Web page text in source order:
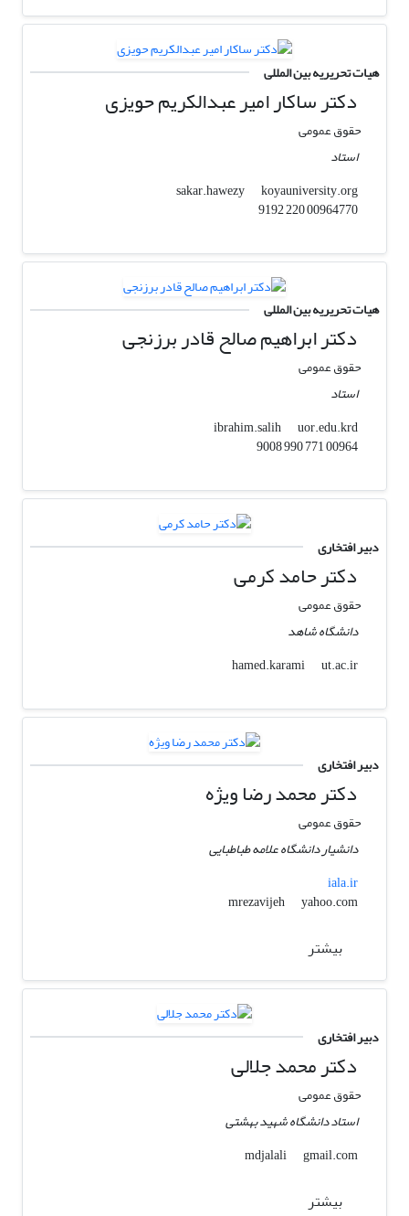
هیات تحریریه بین المللی
دکتر ساکار امیر عبدالکریم حویزی
حقوق عمومی
استاد
sakar.hawezy
koyauniversity.org
00964770 220 9192
هیات تحریریه بین المللی
دکتر ابراهیم صالح قادر برزنجی
حقوق عمومی
استاد
ibrahim.salih
uor.edu.krd
00964 771 990 9008
دبیر افتخاری
دکتر حامد کرمی
حقوق عمومی
دانشگاه شاهد
hamed.karami
ut.ac.ir
دبیر افتخاری
دکتر محمد رضا ویژه
حقوق عمومی
دانشیار دانشگاه علامه طباطبایی
iala.ir
mrezavijeh
yahoo.com
بیشتر
دبیر افتخاری
دکتر محمد جلالی
حقوق عمومی
استاد دانشگاه شهید بهشتی
mdjalali
gmail.com
بیشتر